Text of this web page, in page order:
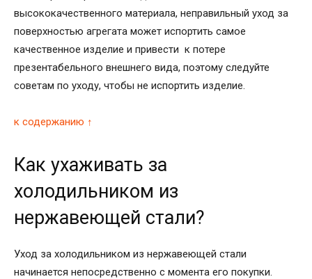
высококачественного материала, неправильный уход за
поверхностью агрегата может испортить самое
качественное изделие и привести к потере
презентабельного внешнего вида, поэтому следуйте
советам по уходу, чтобы не испортить изделие.
к содержанию ↑
Как ухаживать за
холодильником из
нержавеющей стали?
Уход за холодильником из нержавеющей стали
начинается непосредственно с момента его покупки.